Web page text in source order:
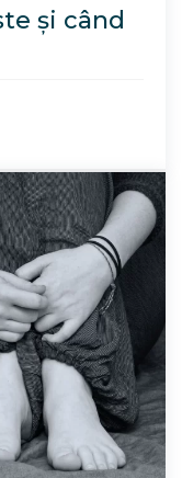
și când